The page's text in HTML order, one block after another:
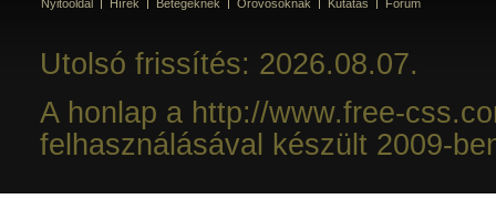
Nyitóoldal Hírek Betegeknek Orovosoknak Kutatás Fórum
Utolsó frissítés: 2026.08.07.
A honlap a http://www.free-
felhasználásával készült 2009-